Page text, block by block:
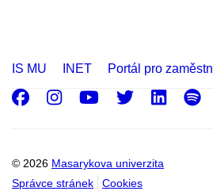
IS MU INET Portál pro
© 2026 Masarykova univerzita
Správce stránek
Cookies
Facebook
Instagram
Youtube